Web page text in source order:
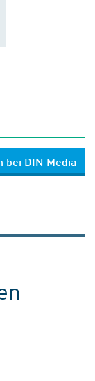
bei DIN Media